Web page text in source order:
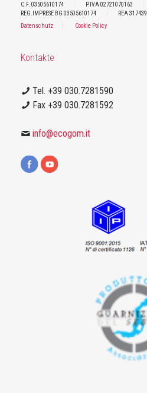
C.F. 03505610174 P.IVA 02721070163
REG.IMPRESE BG 03505610174
REA 317439
Datenschutz
Cookie Policy
Kontakte
Tel. +39 030.7281590
Fax +39 030.7281592
info@ecogom.it